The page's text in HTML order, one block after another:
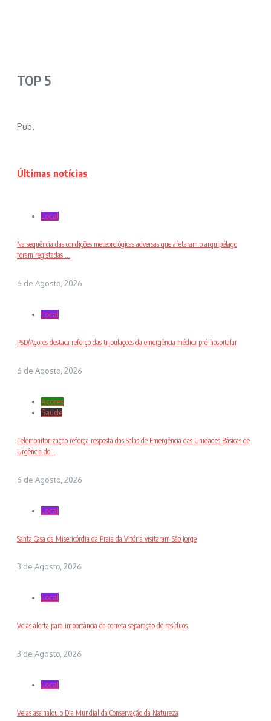
TOP 5
Pub.
Últimas notícias
Local
Na sequência das condições meteorológicas adversas que afetaram o arquipélago
foram registadas ...
6 de Agosto, 2026
Local
PSD/Açores destaca reforço das tripulações da emergência médica pré-hospitalar
6 de Agosto, 2026
Açores
Saude
Telemonitorização reforça resposta das Salas de Emergência das Unidades Básicas de
Urgência do...
6 de Agosto, 2026
Local
Santa Casa da Misericórdia da Praia da Vitória visitaram São Jorge
3 de Agosto, 2026
Local
Velas alerta para importância da correta separação de resíduos
3 de Agosto, 2026
Local
Velas assinalou o Dia Mundial da Conservação da Natureza